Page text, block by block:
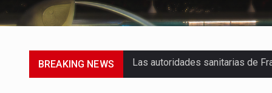
BREAKING NEWS Una jornada escolar terminó en